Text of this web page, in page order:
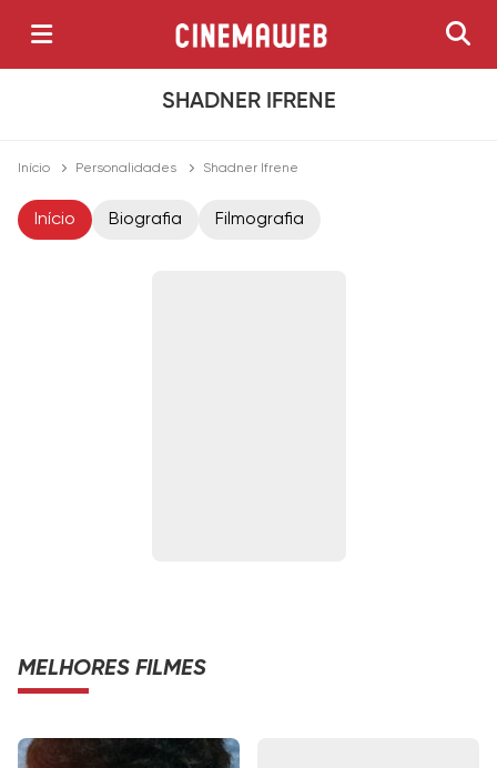
SHADNER IFRENE
Início Personalidades Shadner Ifrene
Início Biografia Filmografia
MELHORES FILMES